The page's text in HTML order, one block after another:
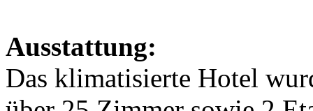
Ausstattung:
Das klimatisierte Hotel